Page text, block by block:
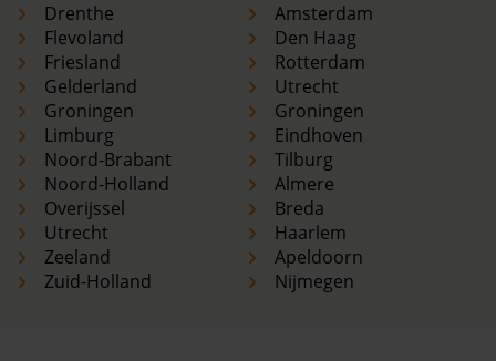
Drenthe
Flevoland
Friesland
Gelderland
Groningen
Limburg
Noord-Brabant
Noord-Holland
Overijssel
Utrecht
Zeeland
Zuid-Holland
Amsterdam
Den Haag
Rotterdam
Utrecht
Groningen
Eindhoven
Tilburg
Almere
Breda
Haarlem
Apeldoorn
Nijmegen